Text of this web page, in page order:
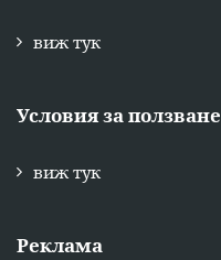
виж тук
Условия за ползване
виж тук
Реклама